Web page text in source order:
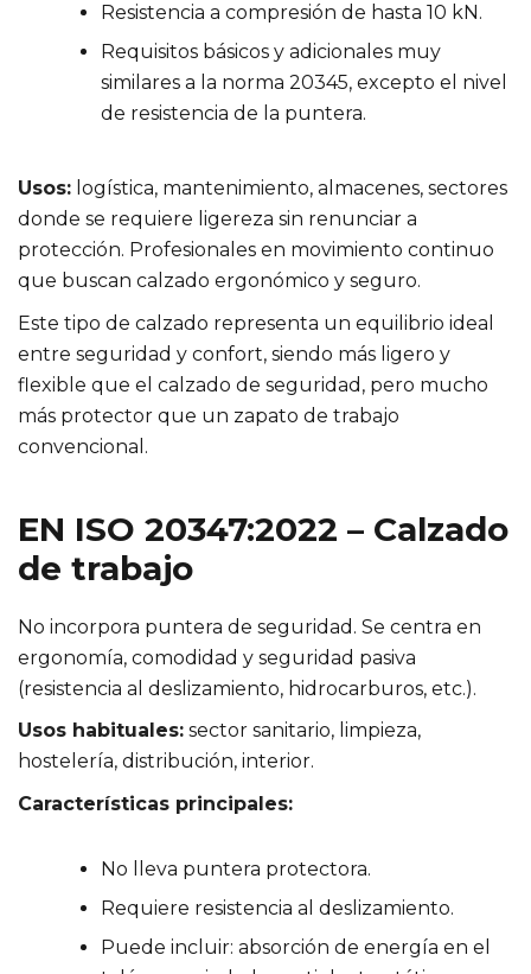
Resistencia a compresión de hasta 10 kN.
Requisitos básicos y adicionales muy
similares a la norma 20345, excepto el nivel
de resistencia de la puntera.
Usos: logística, mantenimiento, almacenes, sectores
donde se requiere ligereza sin renunciar a
protección. Profesionales en movimiento continuo
que buscan calzado ergonómico y seguro.
Este tipo de calzado representa un equilibrio ideal
entre seguridad y confort, siendo más ligero y
flexible que el calzado de seguridad, pero mucho
más protector que un zapato de trabajo
convencional.
EN ISO 20347:2022 – Calzado
de trabajo
No incorpora puntera de seguridad. Se centra en
ergonomía, comodidad y seguridad pasiva
(resistencia al deslizamiento, hidrocarburos, etc.).
Usos habituales: sector sanitario, limpieza,
hostelería, distribución, interior.
Características principales:
No lleva puntera protectora.
Requiere resistencia al deslizamiento.
Puede incluir: absorción de energía en el